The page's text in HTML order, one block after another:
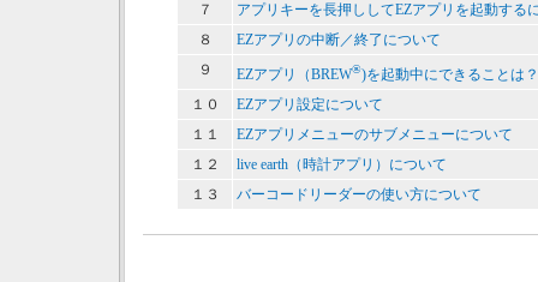
７
アプリキーを長押ししてEZアプリを起動する
８
EZアプリの中断／終了について
９
EZアプリ（BREW®)を起動中にできることは？
１０
EZアプリ設定について
１１
EZアプリメニューのサブメニューについて
１２
live earth（時計アプリ）について
１３
バーコードリーダーの使い方について